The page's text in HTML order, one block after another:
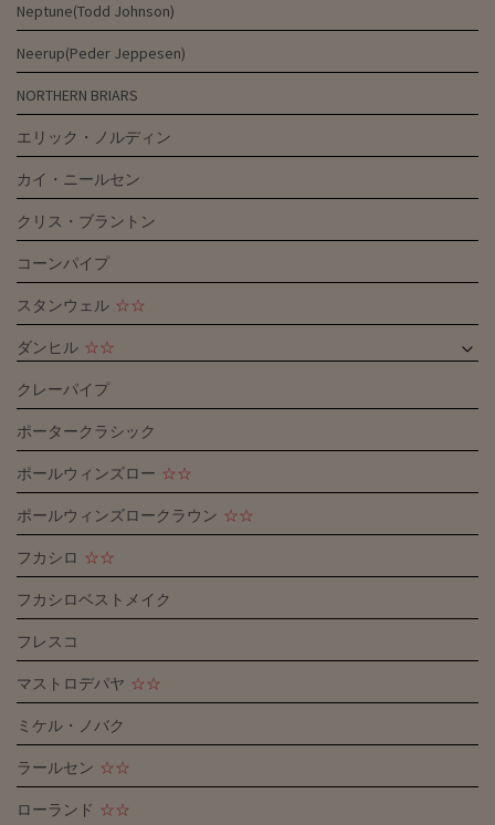
Neptune(Todd Johnson)
Neerup(Peder Jeppesen)
NORTHERN BRIARS
エリック・ノルディン
カイ・ニールセン
クリス・ブラントン
コーンパイプ
スタンウェル ☆☆
ダンヒル ☆☆
クレーパイプ
ポータークラシック
ポールウィンズロー ☆☆
ポールウィンズロークラウン ☆☆
フカシロ ☆☆
フカシロベストメイク
フレスコ
マストロデパヤ ☆☆
ミケル・ノバク
ラールセン ☆☆
ローランド ☆☆